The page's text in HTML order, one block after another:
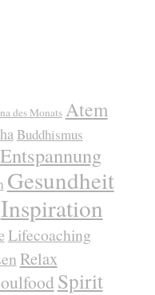
des Monats Atem
Buddhismus
Entspannung
Gesundheit
Inspiration
Lifecoaching
Relax
Spirit